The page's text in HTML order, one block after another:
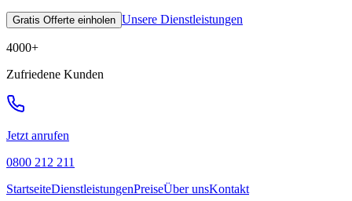
Gratis Offerte einholen Unsere Dienstleistungen
4000+
Zufriedene Kunden
Jetzt anrufen
0800 212 211
StartseiteDienstleistungenPreiseÜber unsKontakt